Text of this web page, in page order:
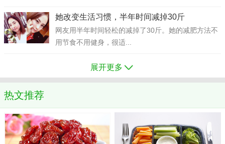
她改变生活习惯，半年时间减掉30斤
网友用半年时间轻松的减掉了30斤。她的减肥方法不
用节食不用健身，很适...
展开更多
热文推荐